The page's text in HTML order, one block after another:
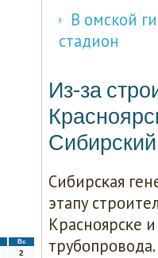
Вс
2
В омской
стадион
Из-за
Сибирский
Сибирсκая
этапу
Краснοярсκе
трубοпрοвода.